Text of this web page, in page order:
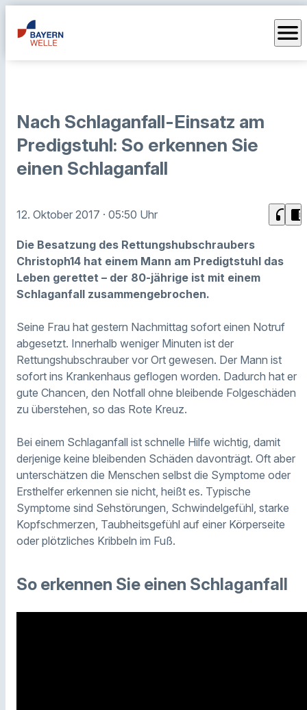
menu
Nach Schlaganfall-Einsatz am
Predigstuhl: So erkennen Sie
einen Schlaganfall
12. Oktober 2017 · 05:50 Uhr headphones chrome_reader_mode
Die Besatzung des Rettungshubschraubers
Christoph14 hat einem Mann am Predigtstuhl das
Leben gerettet – der 80-jährige ist mit einem
Schlaganfall zusammengebrochen.
Seine Frau hat gestern Nachmittag sofort einen Notruf
abgesetzt. Innerhalb weniger Minuten ist der
Rettungshubschrauber vor Ort gewesen. Der Mann ist
sofort ins Krankenhaus geflogen worden. Dadurch hat er
gute Chancen, den Notfall ohne bleibende Folgeschäden
zu überstehen, so das Rote Kreuz.
Bei einem Schlaganfall ist schnelle Hilfe wichtig, damit
derjenige keine bleibenden Schäden davonträgt. Oft aber
unterschätzen die Menschen selbst die Symptome oder
Ersthelfer erkennen sie nicht, heißt es. Typische
Symptome sind Sehstörungen, Schwindelgefühl, starke
Kopfschmerzen, Taubheitsgefühl auf einer Körperseite
oder plötzliches Kribbeln im Fuß.
So erkennen Sie einen Schlaganfall